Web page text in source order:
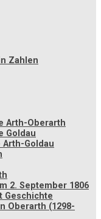
Zahlen
Arth-Oberarth
Goldau
Goldau
2. September 1806
Geschichte
Oberarth (1298-